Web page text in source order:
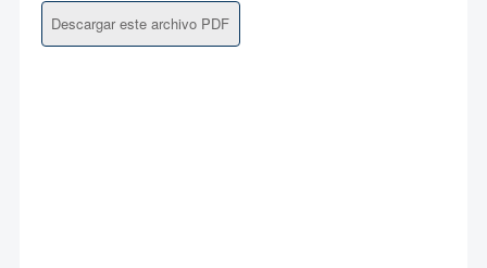
Descargar este archivo PDF